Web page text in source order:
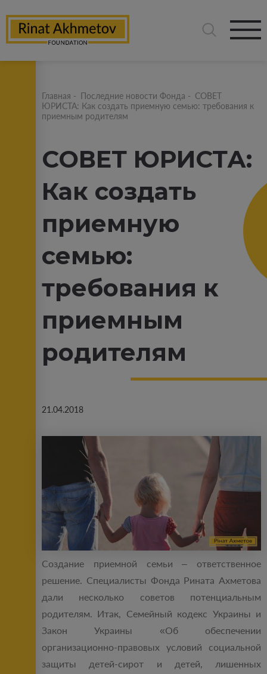
Главная - Последние новости Фонда - СОВЕТ
ЮРИСТА: Как создать приемную семью: требования к
приемным родителям
СОВЕТ ЮРИСТА:
Как создать
приемную
семью:
требования к
приемным
родителям
21.04.2018
Создание приемной семьи – ответственное
решение. Специалисты Фонда Рината Ахметова
дали несколько советов потенциальным
родителям. Итак, Семейный кодекс Украины и
Закон Украины «Об обеспечении
организационно-правовых условий социальной
защиты детей-сирот и детей, лишенных